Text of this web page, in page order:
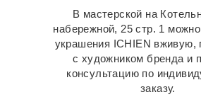
В мастерской на
набережной, 25 стр. 1
украшения ICHIEN вживую,
с художником бренда и
консультацию по
заказу.